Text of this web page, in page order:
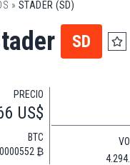
» STADER (SD)
SD
PRECIO
US$
BTC
₿